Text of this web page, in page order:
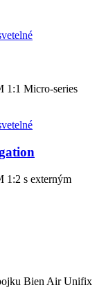
1:1 Micro-series
1:2 s externým
Bien Air Unifix